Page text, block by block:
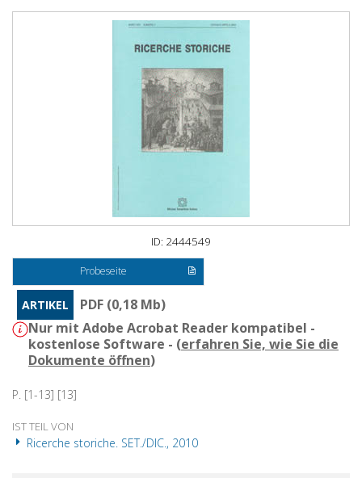
ID: 2444549
Probeseite
ARTIKEL
PDF (0,18 Mb)
Nur mit Adobe Acrobat Reader kompatibel -
kostenlose Software - (erfahren Sie, wie Sie die
Dokumente öffnen)
P. [1-13] [13]
IST TEIL VON
Ricerche storiche. SET./DIC., 2010